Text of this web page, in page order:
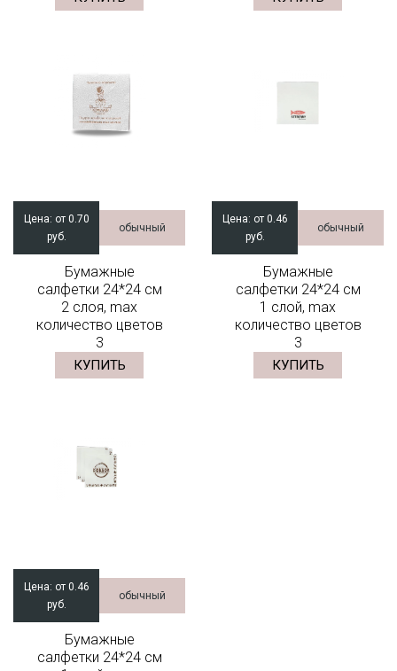
Цена: от 0.70
руб.
обычный
Бумажные
салфетки 24*24 см
2 слоя, max
количество цветов
3
КУПИТЬ
Цена: от 0.46
руб.
обычный
Бумажные
салфетки 24*24 см
1 слой, max
количество цветов
3
КУПИТЬ
Цена: от 0.46
руб.
обычный
Бумажные
салфетки 24*24 см